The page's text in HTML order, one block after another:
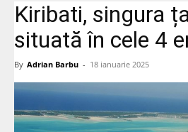
Kiribati, singura
situată în cele 4
By Adrian Barbu - 18 ianuarie 2025